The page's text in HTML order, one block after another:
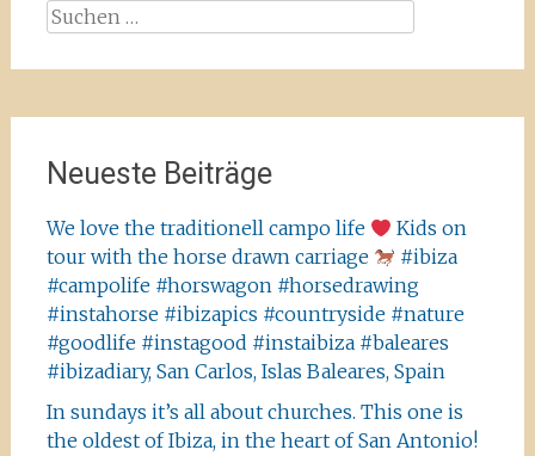
Suchen
Neueste Beiträge
We love the traditionell campo life
Kids on
tour with the horse drawn carriage
#ibiza
#campolife #horswagon #horsedrawing
#instahorse #ibizapics #countryside #nature
#goodlife #instagood #instaibiza #baleares
#ibizadiary, San Carlos, Islas Baleares, Spain
In sundays it’s all about churches. This one is
the oldest of Ibiza, in the heart of San Antonio!